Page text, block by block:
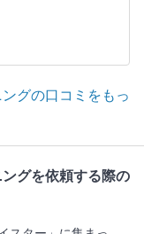
グの口コミをもっ
グを依頼する際の